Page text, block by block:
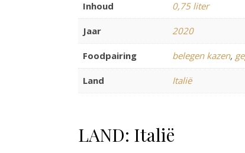
Inhoud 0,75 liter
Jaar 2020
Foodpairing belegen kazen,
Land Italië
LAND: Italië